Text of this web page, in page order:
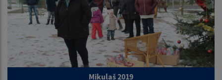
Mikulaš 2019